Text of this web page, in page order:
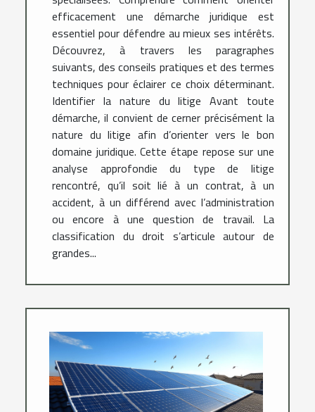
efficacement une démarche juridique est
essentiel pour défendre au mieux ses intérêts.
Découvrez, à travers les paragraphes
suivants, des conseils pratiques et des termes
techniques pour éclairer ce choix déterminant.
Identifier la nature du litige Avant toute
démarche, il convient de cerner précisément la
nature du litige afin d’orienter vers le bon
domaine juridique. Cette étape repose sur une
analyse approfondie du type de litige
rencontré, qu’il soit lié à un contrat, à un
accident, à un différend avec l’administration
ou encore à une question de travail. La
classification du droit s’articule autour de
grandes...